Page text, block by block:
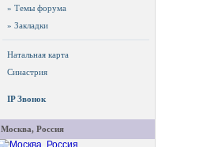
» Темы форума
» Закладки
Натальная карта
Синастрия
IP Звонок
Москва, Россия